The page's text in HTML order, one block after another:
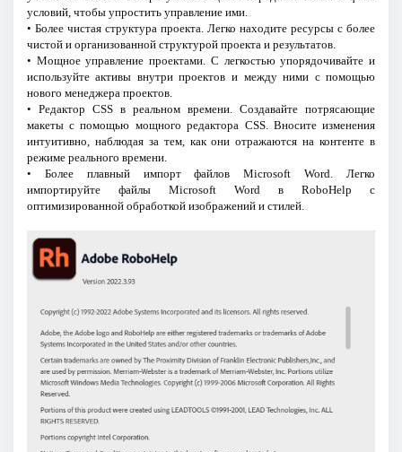
условий, чтобы упростить управление ими.
• Более чистая структура проекта. Легко находите ресурсы с более
чистой и организованной структурой проекта и результатов.
• Мощное управление проектами. С легкостью упорядочивайте и
используйте активы внутри проектов и между ними с помощью
нового менеджера проектов.
• Редактор CSS в реальном времени. Создавайте потрясающие
макеты с помощью мощного редактора CSS. Вносите изменения
интуитивно, наблюдая за тем, как они отражаются на контенте в
режиме реального времени.
• Более плавный импорт файлов Microsoft Word. Легко
импортируйте файлы Microsoft Word в RoboHelp с
оптимизированной обработкой изображений и стилей.